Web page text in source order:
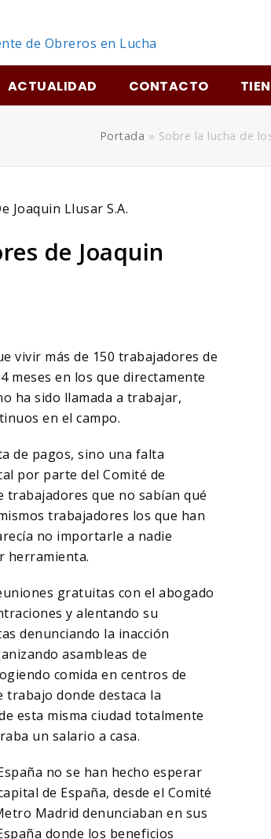
ACTUALIDAD CONTACTO
Portada » Sobre la lucha de
de Joaquin
vivir más de 150 trabajadores de
meses en los que directamente
ha sido llamada a trabajar,
en el campo.
de pagos, sino una falta
por parte del Comité de
trabajadores que no sabían qué
trabajadores los que han
no importarle a nadie
herramienta.
gratuitas con el abogado
y alentando su
denunciando la inacción
asambleas de
comida en centros de
trabajo donde destaca la
esta misma ciudad totalmente
un salario a casa.
no se han hecho esperar
de España, desde el Comité
Madrid denunciaban en sus
donde los beneficios